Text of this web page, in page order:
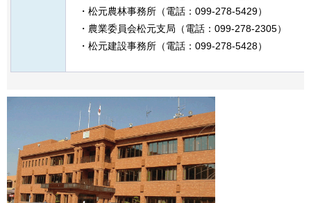
・松元農林事務所（電話：099-278-5429）
・農業委員会松元支局（電話：099-278-2305）
・松元建設事務所（電話：099-278-5428）